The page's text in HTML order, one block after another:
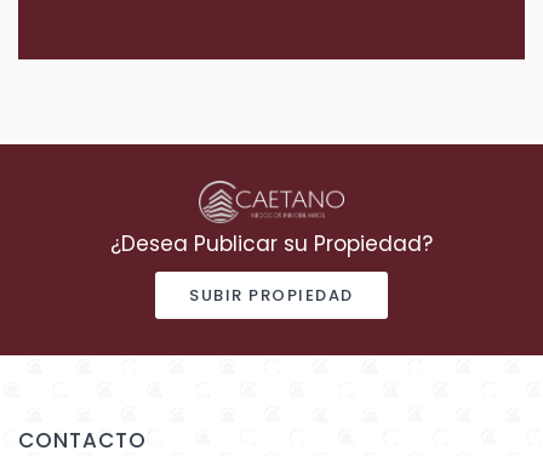
¿Desea Publicar su Propiedad?
SUBIR PROPIEDAD
CONTACTO